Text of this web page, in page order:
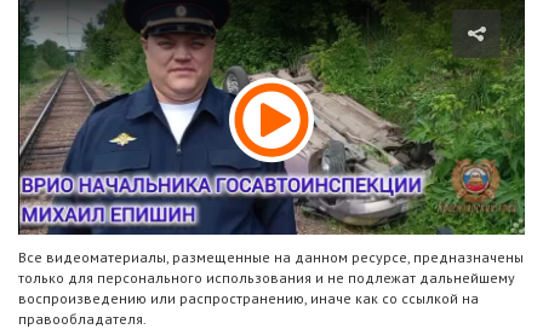
Все видеоматериалы, размещенные на данном ресурсе, предназначены
только для персонального использования и не подлежат дальнейшему
воспроизведению или распространению, иначе как со ссылкой на
правообладателя.